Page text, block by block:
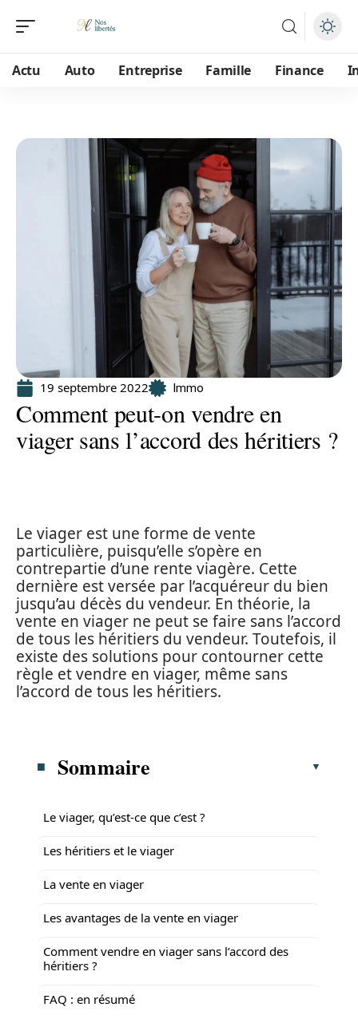
Actu Auto Entreprise Famille Finance
19 septembre 2022 Immo
Comment peut-on vendre en
viager sans l’accord des héritiers ?
Le viager est une forme de vente
particulière, puisqu’elle s’opère en
contrepartie d’une rente viagère. Cette
dernière est versée par l’acquéreur du bien
jusqu’au décès du vendeur. En théorie, la
vente en viager ne peut se faire sans l’accord
de tous les héritiers du vendeur. Toutefois, il
existe des solutions pour contourner cette
règle et vendre en viager, même sans
l’accord de tous les héritiers.
Sommaire
Le viager, qu’est-ce que c’est ?
Les héritiers et le viager
La vente en viager
Les avantages de la vente en viager
Comment vendre en viager sans l’accord des
héritiers ?
FAQ : en résumé